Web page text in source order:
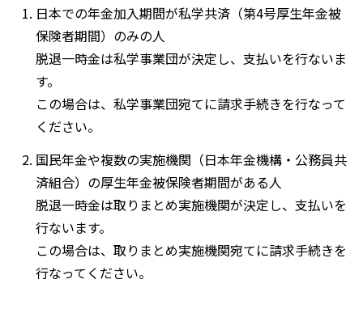
日本での年金加入期間が私学共済（第4号厚生年金被
保険者期間）のみの人
脱退一時金は私学事業団が決定し、支払いを行ないま
す。
この場合は、私学事業団宛てに請求手続きを行なって
ください。
国民年金や複数の実施機関（日本年金機構・公務員共
済組合）の厚生年金被保険者期間がある人
脱退一時金は取りまとめ実施機関が決定し、支払いを
行ないます。
この場合は、取りまとめ実施機関宛てに請求手続きを
行なってください。